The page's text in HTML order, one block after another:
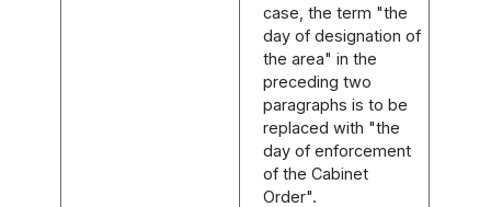
case, the term "the
day of designation of
the area" in the
preceding two
paragraphs is to be
replaced with "the
day of enforcement
of the Cabinet
Order".